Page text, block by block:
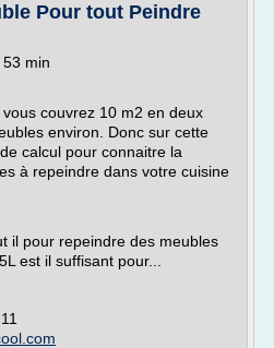
Pour tout Peindre
min
couvrez 10 m2 en deux
environ. Donc sur cette
calcul pour connaitre la
à repeindre dans votre cuisine
il pour repeindre des meubles
est il suffisant pour...